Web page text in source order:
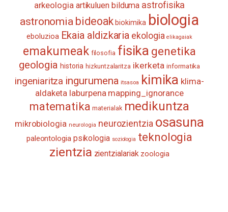
arkeologia artikuluen bilduma astrofisika
astronomia bideoak biokimika biologia
eboluzioa Ekaia aldizkaria ekologia elikagaiak
emakumeak filosofia fisika genetika
geologia historia hizkuntzalaritza ikerketa informatika
ingeniaritza ingurumena itsasoa kimika klima-
aldaketa laburpena mapping_ignorance
matematika materialak medikuntza
mikrobiologia neurologia neurozientzia osasuna
paleontologia psikologia soziologia teknologia
zientzia zientzialariak zoologia